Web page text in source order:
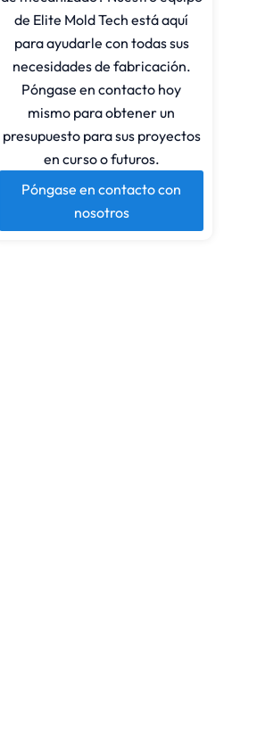
de Elite Mold Tech está aquí
para ayudarle con todas sus
necesidades de fabricación.
Póngase en contacto hoy
mismo para obtener un
presupuesto para sus proyectos
en curso o futuros.
Póngase en contacto con
nosotros